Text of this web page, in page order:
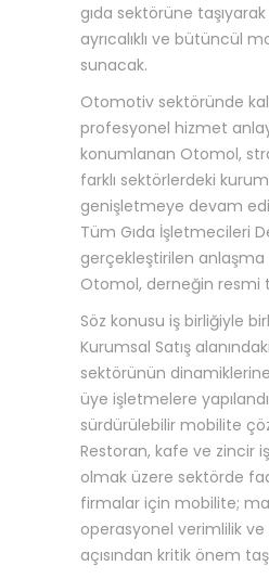
gıda sektörüne
ayrıcalıklı ve bütüncül
sunacak.
Otomotiv sektöründe
profesyonel hizmet
konumlanan Otomol,
farklı sektörlerdeki
genişletmeye devam
Tüm Gıda İşletmecileri
gerçekleştirilen
Otomol, derneğin resmi
Söz konusu iş birliğiyle
Kurumsal Satış
sektörünün
üye işletmelere
sürdürülebilir mobilite
Restoran, kafe ve zincir
olmak üzere sektörde
firmalar için mobilite;
operasyonel verimlilik
açısından kritik önem